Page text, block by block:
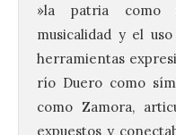
»la patria como
musicalidad y el
herramientas
río Duero como
como Zamora,
expuestos y